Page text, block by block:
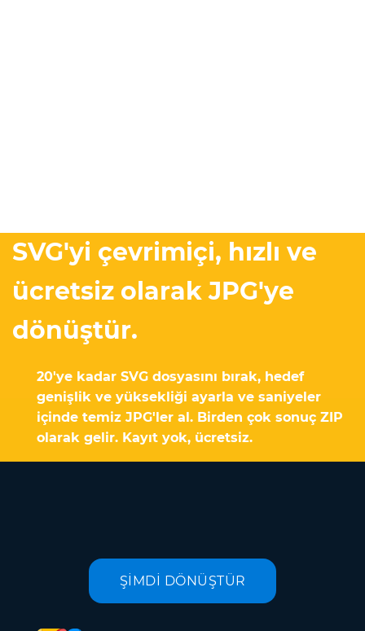
SVG'yi çevrimiçi, hızlı ve
ücretsiz olarak JPG'ye
dönüştür.
20'ye kadar SVG dosyasını bırak, hedef
genişlik ve yüksekliği ayarla ve saniyeler
içinde temiz JPG'ler al. Birden çok sonuç ZIP
olarak gelir. Kayıt yok, ücretsiz.
ŞİMDİ DÖNÜŞTÜR